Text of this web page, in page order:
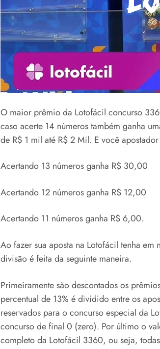
O maior prêmio da Lotofácil concurso
caso acerte 14 números também ganha
de R$ 1 mil até R$ 2 Mil. E você
Acertando 13 números ganha R$ 30,00
Acertando 12 números ganha R$ 12,00
Acertando 11 números ganha R$ 6,00.
Ao fazer sua aposta na Lotofácil tenha
divisão é feita da seguinte maneira.
Primeiramente são descontados os
percentual de 13% é dividido entre os
reservados para o concurso especial da
concurso de final 0 (zero). Por último o
completo da Lotofácil 3360, ou seja,